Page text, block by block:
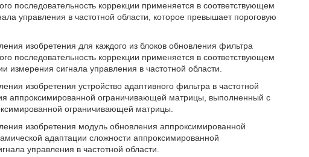
последовательность коррекции применяется в соответствующем
управления в частотной области, которое превышает пороговую
изобретения для каждого из блоков обновления фильтра
последовательность коррекции применяется в соответствующем
измерения сигнала управления в частотной области.
изобретения устройство адаптивного фильтра в частотной
аппроксимированной ограничивающей матрицы, выполненный с
ограничивающей матрицы.
изобретения модуль обновления аппроксимированной
адаптации сложности аппроксимированной
управления в частотной области.